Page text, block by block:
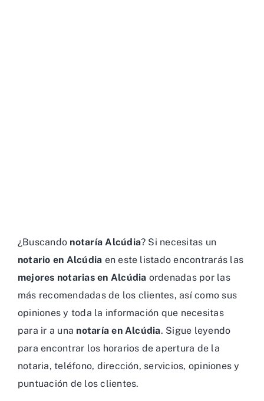
¿Buscando notaría Alcúdia? Si necesitas un
notario en Alcúdia en este listado encontrarás las
mejores notarias en Alcúdia ordenadas por las
más recomendadas de los clientes, así como sus
opiniones y toda la información que necesitas
para ir a una notaría en Alcúdia. Sigue leyendo
para encontrar los horarios de apertura de la
notaria, teléfono, dirección, servicios, opiniones y
puntuación de los clientes.